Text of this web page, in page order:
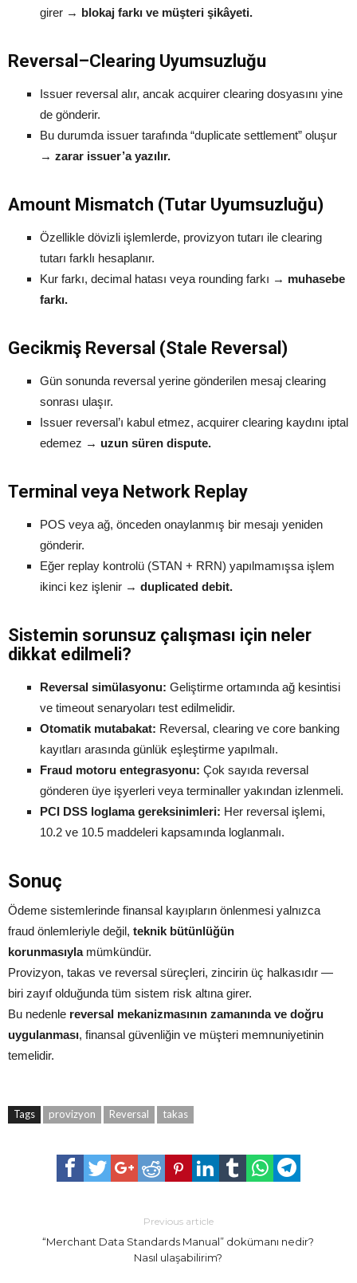
girer → blokaj farkı ve müşteri şikâyeti.
Reversal–Clearing Uyumsuzluğu
Issuer reversal alır, ancak acquirer clearing dosyasını yine
de gönderir.
Bu durumda issuer tarafında “duplicate settlement” oluşur
→ zarar issuer’a yazılır.
Amount Mismatch (Tutar Uyumsuzluğu)
Özellikle dövizli işlemlerde, provizyon tutarı ile clearing
tutarı farklı hesaplanır.
Kur farkı, decimal hatası veya rounding farkı → muhasebe
farkı.
Gecikmiş Reversal (Stale Reversal)
Gün sonunda reversal yerine gönderilen mesaj clearing
sonrası ulaşır.
Issuer reversal’ı kabul etmez, acquirer clearing kaydını iptal
edemez → uzun süren dispute.
Terminal veya Network Replay
POS veya ağ, önceden onaylanmış bir mesajı yeniden
gönderir.
Eğer replay kontrolü (STAN + RRN) yapılmamışsa işlem
ikinci kez işlenir → duplicated debit.
Sistemin sorunsuz çalışması için neler
dikkat edilmeli?
Reversal simülasyonu: Geliştirme ortamında ağ kesintisi
ve timeout senaryoları test edilmelidir.
Otomatik mutabakat: Reversal, clearing ve core banking
kayıtları arasında günlük eşleştirme yapılmalı.
Fraud motoru entegrasyonu: Çok sayıda reversal
gönderen üye işyerleri veya terminaller yakından izlenmeli.
PCI DSS loglama gereksinimleri: Her reversal işlemi,
10.2 ve 10.5 maddeleri kapsamında loglanmalı.
Sonuç
Ödeme sistemlerinde finansal kayıpların önlenmesi yalnızca
fraud önlemleriyle değil, teknik bütünlüğün
korunmasıylamümkündür.
Provizyon, takas ve reversal süreçleri, zincirin üç halkasıdır —
biri zayıf olduğunda tüm sistem risk altına girer.
Bu nedenle reversal mekanizmasının zamanında ve doğru
uygulanması, finansal güvenliğin ve müşteri memnuniyetinin
temelidir.
Tags provizyon Reversal takas
Previous article
“Merchant Data Standards Manual” dokümanı nedir?
Nasıl ulaşabilirim?